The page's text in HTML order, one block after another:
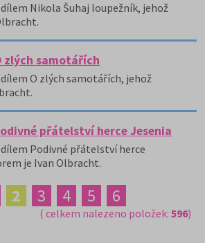
Nikola Šuhaj loupežník, jehož
zlých samotářích
O zlých samotářích, jehož
přátelství herce Jesenia
dílem Podivné přátelství herce
je Ivan Olbracht.
2 3 4 5 6
( celkem nalezeno položek: 596)